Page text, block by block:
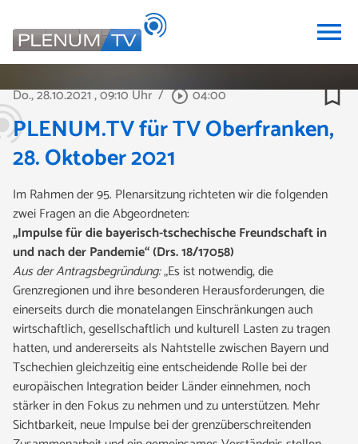
menu
Do., 28.10.2021, 09:10 Uhr / play_circle_outline04:00 bookmark_border
PLENUM.TV für TV Oberfranken,
28. Oktober 2021
Im Rahmen der 95. Plenarsitzung richteten wir die folgenden
zwei Fragen an die Abgeordneten:
„Impulse für die bayerisch-tschechische Freundschaft in
und nach der Pandemie“ (Drs. 18/17058)
Aus der Antragsbegründung:„Es ist notwendig, die
Grenzregionen und ihre besonderen Herausforderungen, die
einerseits durch die monatelangen Einschränkungen auch
wirtschaftlich, gesellschaftlich und kulturell Lasten zu tragen
hatten, und andererseits als Nahtstelle zwischen Bayern und
Tschechien gleichzeitig eine entscheidende Rolle bei der
europäischen Integration beider Länder einnehmen, noch
stärker in den Fokus zu nehmen und zu unterstützen. Mehr
Sichtbarkeit, neue Impulse bei der grenzüberschreitenden